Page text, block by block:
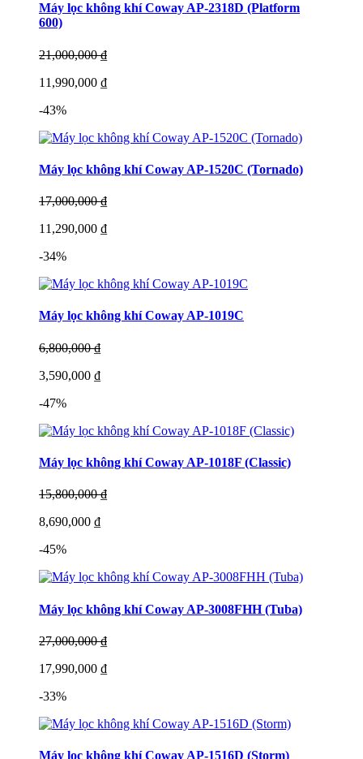
Máy lọc không khí Coway AP-2318D (Platform
600)
21,000,000 ₫
11,990,000 ₫
-43%
Máy lọc không khí Coway AP-1520C (Tornado)
17,000,000 ₫
11,290,000 ₫
-34%
Máy lọc không khí Coway AP-1019C
6,800,000 ₫
3,590,000 ₫
-47%
Máy lọc không khí Coway AP-1018F (Classic)
15,800,000 ₫
8,690,000 ₫
-45%
Máy lọc không khí Coway AP-3008FHH (Tuba)
27,000,000 ₫
17,990,000 ₫
-33%
Máy lọc không khí Coway AP-1516D (Storm)